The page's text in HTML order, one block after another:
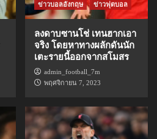
ข่าวบอลอังกฤษ ข่าวฟุตบอล
ลงดาบซานโช่ เทนฮากเอา
จริง โดยหาทางผลักดันนัก
เตะรายนี้ออกจากสโมสร
admin_football_7m
พฤศจิกายน 7, 2023